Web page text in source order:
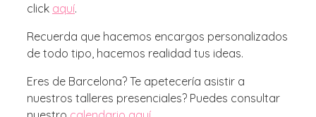
click aquí.
Recuerda que hacemos encargos personalizados
de todo tipo, hacemos realidad tus ideas.
Eres de Barcelona? Te apetecería asistir a
nuestros talleres presenciales? Puedes consultar